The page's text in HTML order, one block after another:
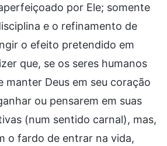
por Ele; somente
e o refinamento de
o efeito pretendido em
que, se os seres humanos
manter Deus em seu coração
ou pensarem em suas
(num sentido carnal), mas,
o fardo de entrar na vida,